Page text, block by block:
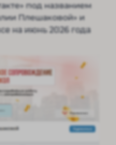
под названием
Плешаковой» и
на июнь 2026 года